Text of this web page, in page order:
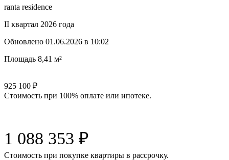
ranta residence
II квартал 2026 года
Обновлено 01.06.2026 в 10:02
Площадь 8,41 м²
925 100 ₽
Стоимость при 100% оплате или ипотеке.
1 088 353 ₽
Cтоимость при покупке квартиры в рассрочку.